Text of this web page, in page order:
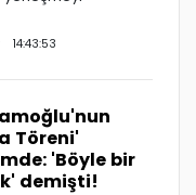
14:43:53
Töreni'
'Böyle bir
demişti!